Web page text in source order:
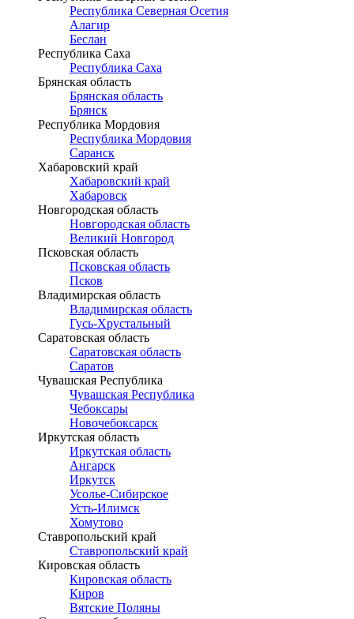
Республика Северная Осетия
Алагир
Беслан
Республика Саха
Республика Саха
Брянская область
Брянская область
Брянск
Республика Мордовия
Республика Мордовия
Саранск
Хабаровский край
Хабаровский край
Хабаровск
Новгородская область
Новгородская область
Великий Новгород
Псковская область
Псковская область
Псков
Владимирская область
Владимирская область
Гусь-Хрустальный
Саратовская область
Саратовская область
Саратов
Чувашская Республика
Чувашская Республика
Чебоксары
Новочебоксарск
Иркутская область
Иркутская область
Ангарск
Иркутск
Усолье-Сибирское
Усть-Илимск
Хомутово
Ставропольский край
Ставропольский край
Кировская область
Кировская область
Киров
Вятские Поляны